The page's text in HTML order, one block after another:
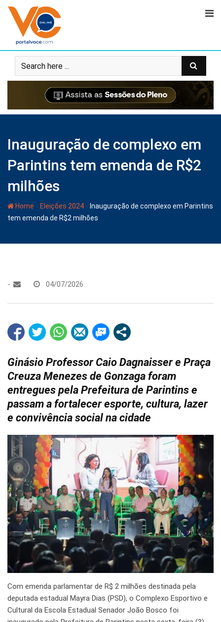
Inauguração de complexo em
Parintins tem emenda de R$2
milhões
Home - Eleições 2024 - Inauguração de complexo em Parintins
tem emenda de R$2 milhões
- 04/07/2026
Ginásio Professor Caio Dagnaisser e Praça
Creuza Menezes de Gonzaga foram
entregues pela Prefeitura de Parintins e
passam a fortalecer esporte, cultura, lazer
e convivência social na cidade
Com emenda parlamentar de R$ 2 milhões destinada pela
deputada estadual Mayra Dias (PSD), o Complexo Esportivo e
Cultural da Escola Estadual Senador João Bosco foi